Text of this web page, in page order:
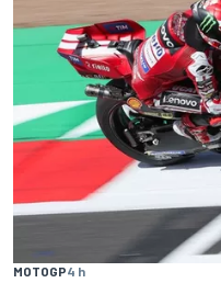
MOTOGP4 h